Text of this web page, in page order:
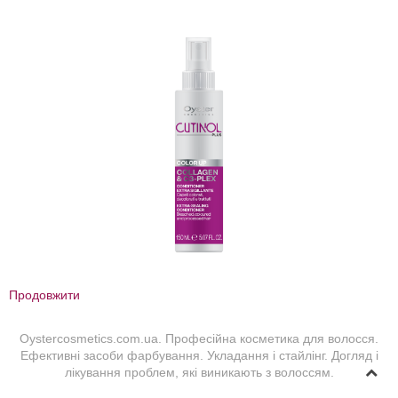
Продовжити
Oystercosmetics.com.ua. Професійна косметика для волосся.
Ефективні засоби фарбування. Укладання і стайлінг. Догляд і
лікування проблем, які виникають з волоссям.